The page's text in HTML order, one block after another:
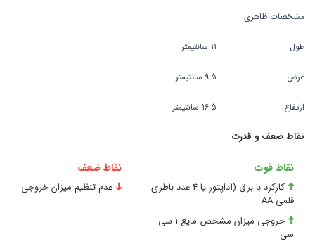
مشخصات ظاهری
طول 11 سانتیمتر
عرض 9.5 سانتیمتر
ارتفاع 16.5 سانتیمتر
نقاط ضعف و قدرت
نقاط قوت
کارکرد با برق (آداپتور یا 4 عدد باطری
قلمی AA
خروجی میزان مشخص مایع 1 سی
سی
نقاط ضعف
عدم تنظیم میزان خروجی